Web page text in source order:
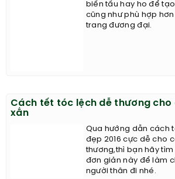
biến tấu hay ho để
cũng như phù hợp
trang đương đại.
Cách tết tóc lệch dễ thương cho
xắn
Qua hướng dẫn cách
đẹp 2016 cực dễ cho
thương,thì bạn hãy
đơn giản này để làm
người thân đi nhé.